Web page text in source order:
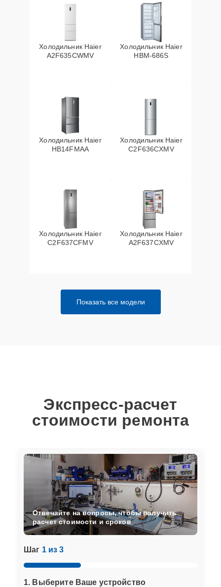
Холодильник Haier
A2F635CWMV
Холодильник Haier
HBM-686S
Холодильник Haier
HB14FMAA
Холодильник Haier
C2F636CXMV
Холодильник Haier
C2F637CFMV
Холодильник Haier
A2F637CXMV
Показать все модели
Экспресс-расчет
стоимости ремонта
Шаг 1 из 3
1. Выберите Ваше устройство
Отвечайте на вопросы, чтобы получить
расчет стоимости и сроков